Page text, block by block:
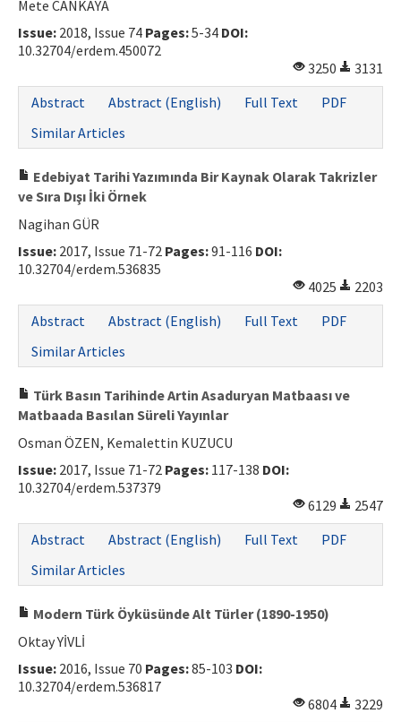
Mete CANKAYA
Issue: 2018, Issue 74 Pages:5-34 DOI:
10.32704/erdem.450072
3250
3131
Abstract
Abstract (English) Full Text
PDF
Similar Articles
Edebiyat Tarihi Yazımında Bir Kaynak Olarak Takrizler
ve Sıra Dışı İki Örnek
Nagihan GÜR
Issue: 2017, Issue 71-72 Pages:91-116 DOI:
10.32704/erdem.536835
4025
2203
Abstract
Abstract (English) Full Text
PDF
Similar Articles
Türk Basın Tarihinde Artin Asaduryan Matbaası ve
Matbaada Basılan Süreli Yayınlar
Osman ÖZEN, Kemalettin KUZUCU
Issue: 2017, Issue 71-72 Pages: 117-138 DOI:
10.32704/erdem.537379
6129
2547
Abstract
Abstract (English) Full Text
PDF
Similar Articles
Modern Türk Öyküsünde Alt Türler (1890-1950)
Oktay YİVLİ
Issue: 2016, Issue 70 Pages:85-103 DOI:
10.32704/erdem.536817
6804
3229